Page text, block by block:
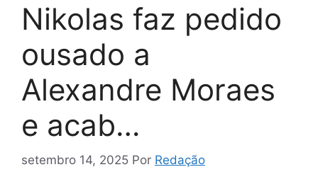
Nikolas faz pedido
ousado a
Alexandre Moraes
e acab…
setembro 14, 2025 Por Redação